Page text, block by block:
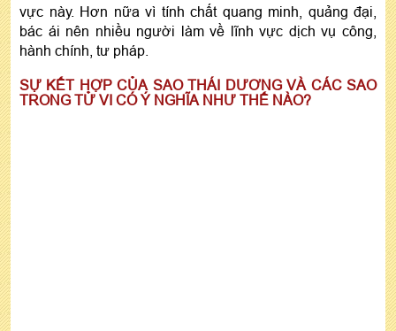
vực này. Hơn nữa vì tính chất quang minh, quảng đại,
bác ái nên nhiều người làm về lĩnh vực dịch vụ công,
hành chính, tư pháp.
SỰ KẾT HỢP CỦA SAO THÁI DƯƠNG VÀ CÁC SAO
TRONG TỬ VI CÓ Ý NGHĨA NHƯ THẾ NÀO?